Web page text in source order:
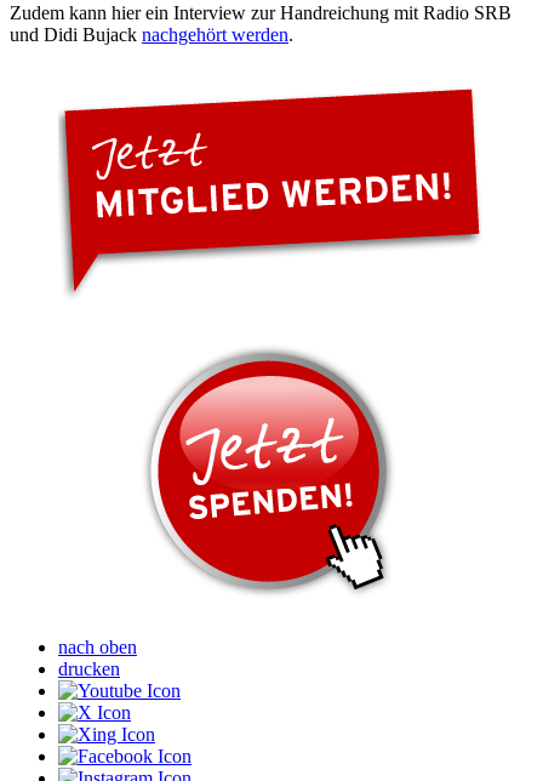
Zudem kann hier ein Interview zur Handreichung mit Radio SRB
und Didi Bujack nachgehört werden.
nach oben
drucken